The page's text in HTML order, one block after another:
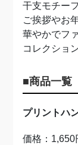
干支モチー
ご挨拶やお
華やかでフ
コレクショ
■商品一覧
プリントハ
価格：